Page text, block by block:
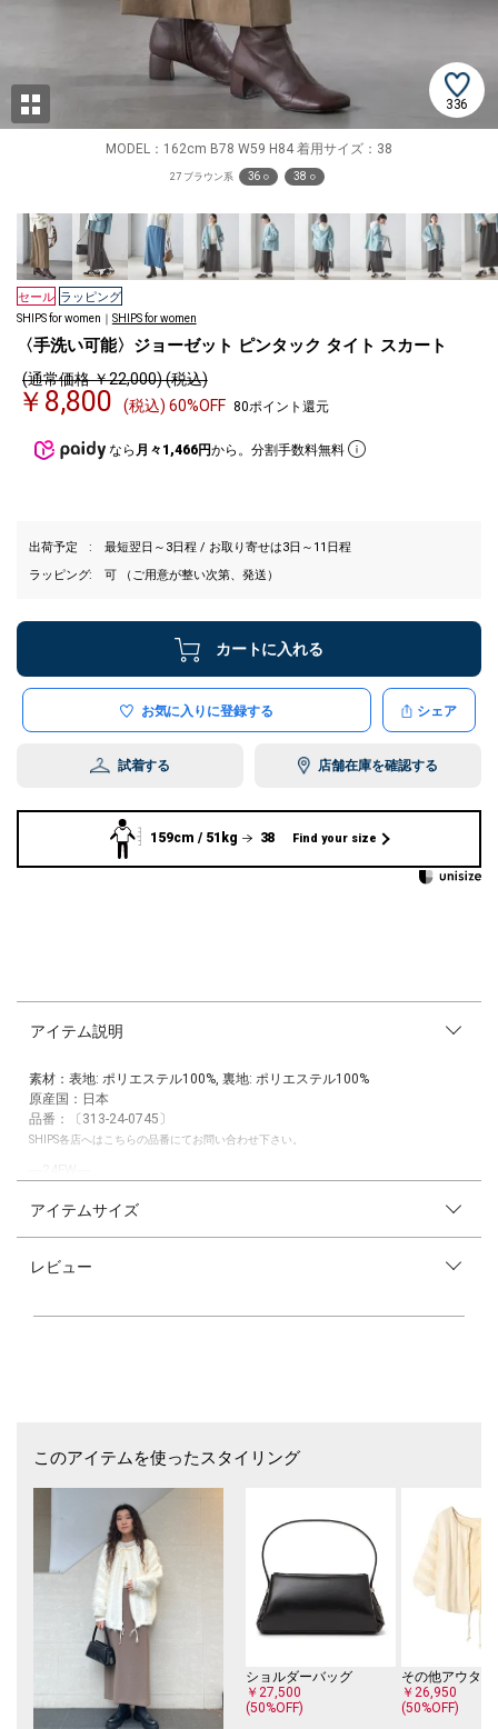
336
MODEL：162cm B78 W59 H84 着用サイズ：38
27 ブラウン系 36 ○ 38 ○
セール ラッピング
SHIPS for women｜ SHIPS for women
〈手洗い可能〉ジョーゼット ピンタック タイト スカート
(通常価格 ￥22,000) (税込)
￥8,800 (税込) 60%OFF 80ポイント還元
なら 月々1,466円から。分割手数料無料
出荷予定
最短翌日～3日程 / お取り寄せは3日～11日程
ラッピング
可 （ご用意が整い次第、発送）
カートに入れる
お気に入りに登録する シェア
試着する 店舗在庫を確認する
159cm / 51kg 38 Find your size
アイテム説明
素材：表地: ポリエステル100%, 裏地: ポリエステル100%
原産国：日本
品番：〔313-24-0745〕
SHIPS各店へはこちらの品番にてお問い合わせ下さい。
シーン問わず活躍するジョーゼットスカート
脇はぎをなくして前後ともにピンタックを施したIラインのジョーゼット
とリラックス感のあるシワを表現しています。
さらりとした肌触りと伸縮性が特徴で、適度な厚みが身体のラインを拾わ
ず着心地の良い一着です。
■コーディネート
普段使いはもちろん、落ち着いたシルエットがオフィススタイルにもマッ
チします。
キレイめからカジュアルまで、幅広くコーディネートにお使いいただけま
シンプルなカットソーやオーバーサイズのシャツ、華奢なブラウスなど合
わせるトップスを選びません。
様々なシューズとも相性が良く、季節問わずオールシーズン着用していた
アイテムサイズ
レビュー
このアイテムを使ったスタイリング
ショルダーバッグ
￥27,500
(50%OFF)
その他アウター
￥26,950
(50%OFF)